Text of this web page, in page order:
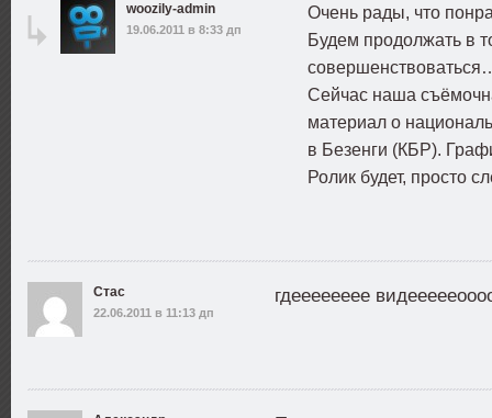
woozily-admin
19.06.2011 в 8:33 дп
Очень рады, что
Будем продолжать в
Сейчас наша
материал о
в Безенги (КБР).
Ролик будет, просто
Стас
22.06.2011 в 11:13 дп
гдееееееее